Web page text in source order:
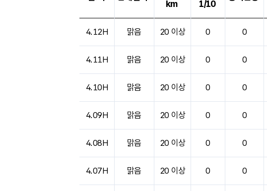
km
1/10
4.12H 맑음 20 이상 0 0
4.11H 맑음 20 이상 0 0
4.10H 맑음 20 이상 0 0
4.09H 맑음 20 이상 0 0
4.08H 맑음 20 이상 0 0
4.07H 맑음 20 이상 0 0